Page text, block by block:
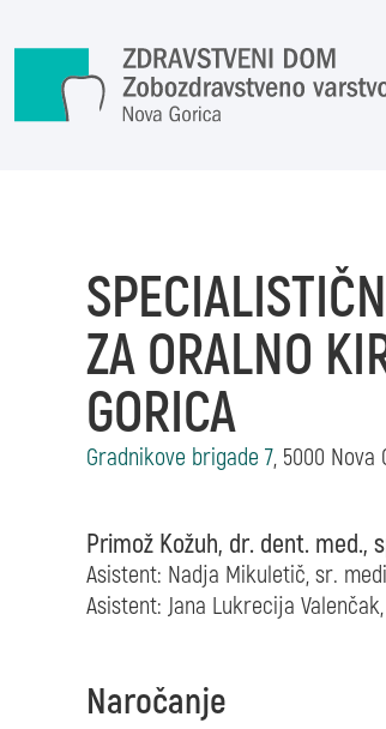
ZA ORALNO
GORICA
Gradnikove brigade 7, 5000 Nova
Primož Kožuh, dr. dent. med.,
Asistent: Nadja Mikuletič, sr.
Asistent: Jana Lukrecija Valenčak,
Naročanje